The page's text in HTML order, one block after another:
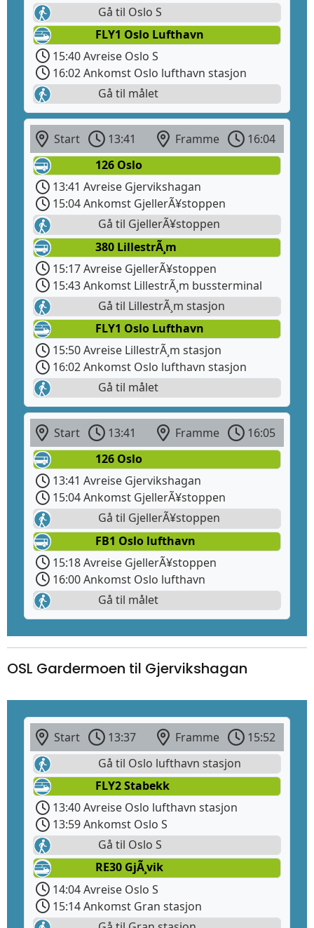
Gå til Oslo S
FLY1 Oslo Lufthavn
15:40 Avreise Oslo S
16:02 Ankomst Oslo lufthavn stasjon
Gå til målet
Start 13:41 Framme
16:04
126 Oslo
13:41 Avreise Gjervikshagan
15:04 Ankomst GjellerÃ¥stoppen
Gå til GjellerÃ¥stoppen
380 LillestrÃ¸m
15:17 Avreise GjellerÃ¥stoppen
15:43 Ankomst LillestrÃ¸m bussterminal
Gå til LillestrÃ¸m stasjon
FLY1 Oslo Lufthavn
15:50 Avreise LillestrÃ¸m stasjon
16:02 Ankomst Oslo lufthavn stasjon
Gå til målet
Start 13:41 Framme
16:05
126 Oslo
13:41 Avreise Gjervikshagan
15:04 Ankomst GjellerÃ¥stoppen
Gå til GjellerÃ¥stoppen
FB1 Oslo lufthavn
15:18 Avreise GjellerÃ¥stoppen
16:00 Ankomst Oslo lufthavn
Gå til målet
OSL Gardermoen til Gjervikshagan
Start 13:37 Framme
15:52
Gå til Oslo lufthavn stasjon
FLY2 Stabekk
13:40 Avreise Oslo lufthavn stasjon
13:59 Ankomst Oslo S
Gå til Oslo S
RE30 GjÃ¸vik
14:04 Avreise Oslo S
15:14 Ankomst Gran stasjon